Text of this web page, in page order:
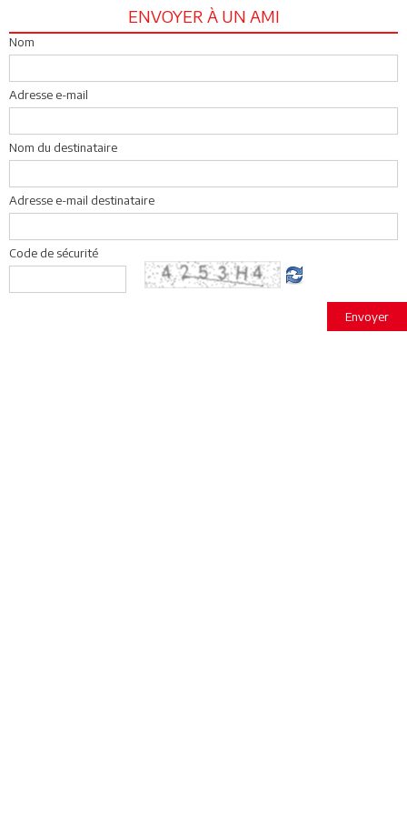
ENVOYER À UN AMI
Nom
Adresse e-mail
Nom du destinataire
Adresse e-mail destinataire
Code de sécurité
Envoyer